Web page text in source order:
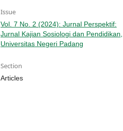
Issue
Vol. 7 No. 2 (2024): Jurnal Perspektif:
Jurnal Kajian Sosiologi dan Pendidikan,
Universitas Negeri Padang
Section
Articles